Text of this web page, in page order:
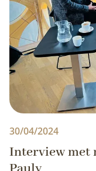
30/04/2024
Interview met